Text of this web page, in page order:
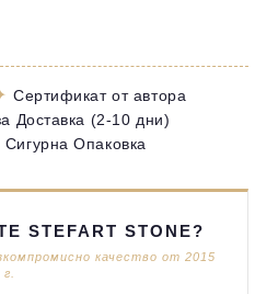
Сертификат от автора
Доставка (2-10 дни)
Сигурна Опаковка
STONE?
качество от 2015
г.